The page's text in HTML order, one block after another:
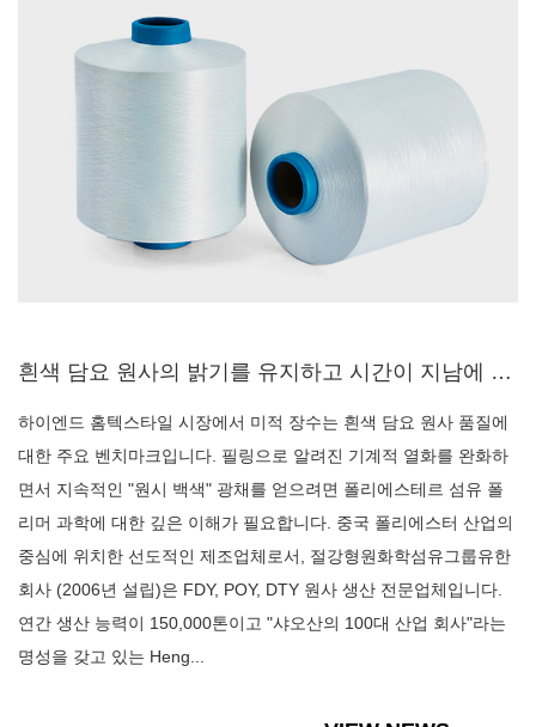
흰색 담요 원사의 밝기를 유지하고 시간이 지남에 따라 보풀을 방지하는 방법은 무엇입니까?
하이엔드 홈텍스타일 시장에서 미적 장수는 흰색 담요 원사 품질에
대한 주요 벤치마크입니다. 필링으로 알려진 기계적 열화를 완화하
면서 지속적인 "원시 백색" 광채를 얻으려면 폴리에스테르 섬유 폴
리머 과학에 대한 깊은 이해가 필요합니다. 중국 폴리에스터 산업의
중심에 위치한 선도적인 제조업체로서, 절강형원화학섬유그룹유한
회사 (2006년 설립)은 FDY, POY, DTY 원사 생산 전문업체입니다.
연간 생산 능력이 150,000톤이고 "샤오산의 100대 산업 회사"라는
명성을 갖고 있는 Heng...